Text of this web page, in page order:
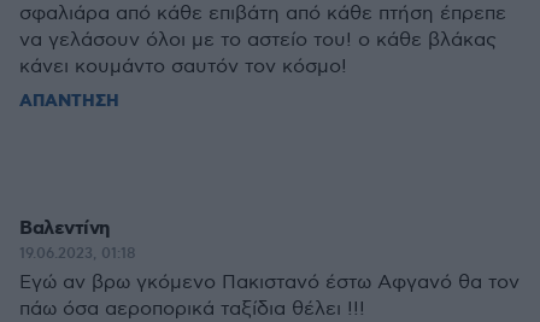
σφαλιάρα από κάθε επιβάτη από κάθε πτήση έπρεπε
να γελάσουν όλοι με το αστείο του! ο κάθε βλάκας
κάνει κουμάντο σαυτόν τον κόσμο!
ΑΠΑΝΤΗΣΗ
Βαλεντίνη
19.06.2023, 01:18
Εγώ αν βρω γκόμενο Πακιστανό έστω Αφγανό θα τον
πάω όσα αεροπορικά ταξίδια θέλει !!!